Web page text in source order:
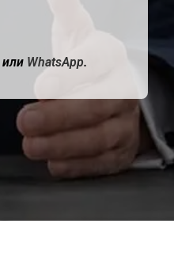
или WhatsApp.